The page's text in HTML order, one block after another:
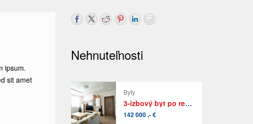
ipsum.
sit amet
Nehnuteľnosti
Byty
3-izbový byt po rekonštrukcii vo vyhľadávanej lokalite v širšom centre Popradu
142 000 ,- €